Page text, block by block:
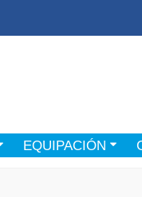
EQUIPACIÓN